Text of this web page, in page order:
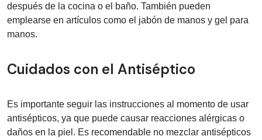
después de la cocina o el baño. También pueden
emplearse en artículos como el jabón de manos y gel para
manos.
Cuidados con el Antiséptico
Es importante seguir las instrucciones al momento de usar
antisépticos, ya que puede causar reacciones alérgicas o
daños en la piel. Es recomendable no mezclar antisépticos